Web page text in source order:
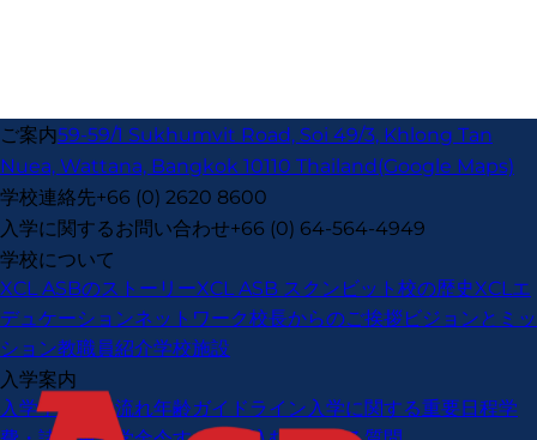
ご案内59-59/1 Sukhumvit Road, Soi 49/3, Khlong Tan
Nuea, Wattana, Bangkok 10110 Thailand(Google Maps)
学校連絡先+66 (0) 2620 8600
入学に関するお問い合わせ+66 (0) 64-564-4949
学校について
XCL ASBのストーリーXCL ASB スクンビット校の歴史XCLエ
デュケーションネットワーク校長からのご挨拶ビジョンとミッ
ション教職員紹介学校施設
入学案内
入学手続きの流れ年齢ガイドライン入学に関する重要日程学